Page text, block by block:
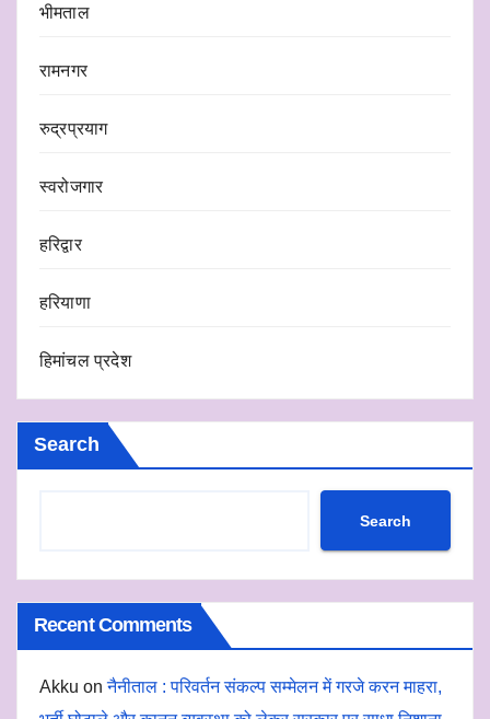
भीमताल
रामनगर
रुद्रप्रयाग
स्वरोजगार
हरिद्वार
हरियाणा
हिमांचल प्रदेश
Search
Search
Recent Comments
Akku onनैनीताल : परिवर्तन संकल्प सम्मेलन में गरजे करन माहरा,